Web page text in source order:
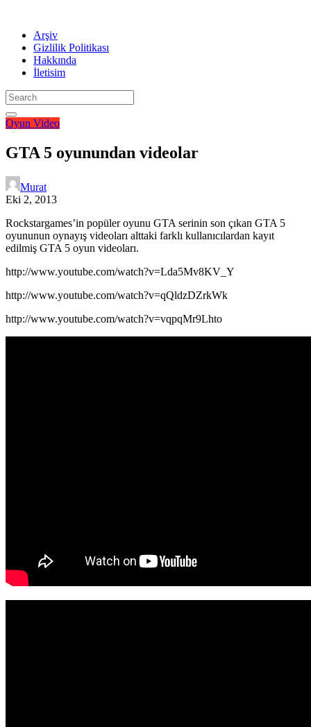
Arşiv
Gizlilik Politikası
Hakkında
İletisim
Oyun Video
GTA 5 oyunundan videolar
Murat
Eki 2, 2013
Rockstargames’in popüler oyunu GTA serinin son çıkan GTA 5
oyununun oynayış videoları alttaki farklı kullanıcılardan kayıt
edilmiş GTA 5 oyun videoları.
http://www.youtube.com/watch?v=Lda5Mv8KV_Y
http://www.youtube.com/watch?v=qQldzDZrkWk
http://www.youtube.com/watch?v=vqpqMr9Lhto